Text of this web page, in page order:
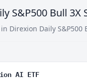
S&P500 Bull 3X
Direxion Daily S&P500
AI ETF